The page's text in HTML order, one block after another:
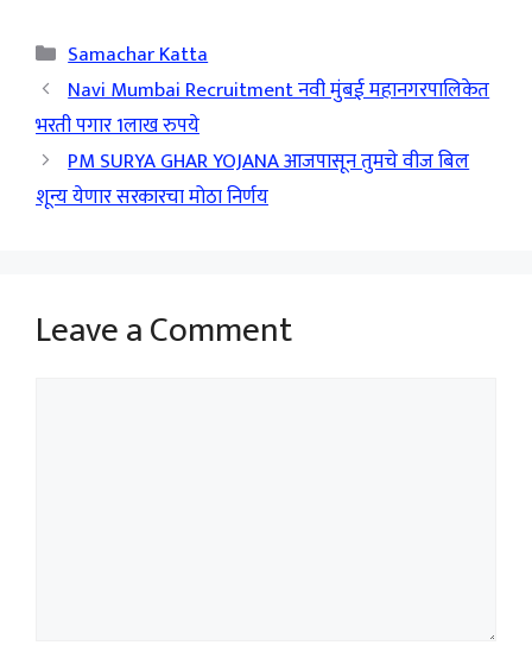
Categories
Samachar Katta
Navi Mumbai Recruitment नवी मुंबई महानगरपालिकेत
भरती पगार 1लाख रुपये
PM SURYA GHAR YOJANA आजपासून तुमचे वीज बिल
शून्य येणार सरकारचा मोठा निर्णय
Leave a Comment